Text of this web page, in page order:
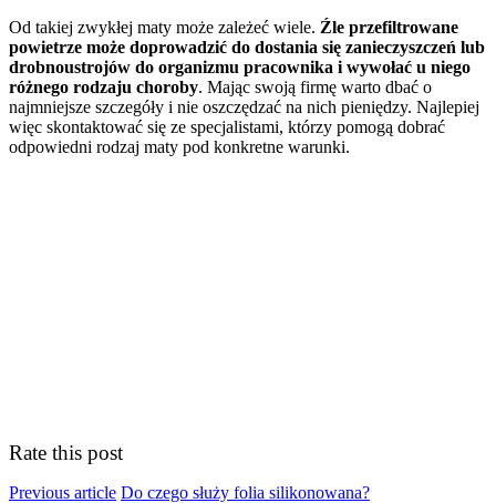
Od takiej zwykłej maty może zależeć wiele. Źle przefiltrowane
powietrze może doprowadzić do dostania się zanieczyszczeń lub
drobnoustrojów do organizmu pracownika i wywołać u niego
różnego rodzaju choroby. Mając swoją firmę warto dbać o
najmniejsze szczegóły i nie oszczędzać na nich pieniędzy. Najlepiej
więc skontaktować się ze specjalistami, którzy pomogą dobrać
odpowiedni rodzaj maty pod konkretne warunki.
Rate this post
Previous article Do czego służy folia silikonowana?